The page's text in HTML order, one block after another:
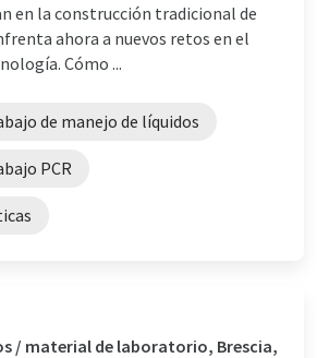
en la construcción tradicional de
ahora a nuevos retos en el
Cómo ...
de manejo de líquidos
PCR
/ material de laboratorio, Brescia,